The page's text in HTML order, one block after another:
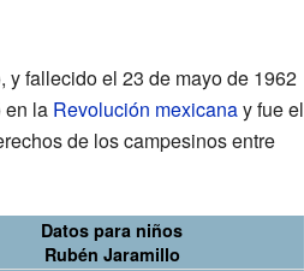
fallecido el 23 de mayo de 1962
en la Revolución mexicanay fue el
de los campesinos entre
Datos para niños
Rubén Jaramillo